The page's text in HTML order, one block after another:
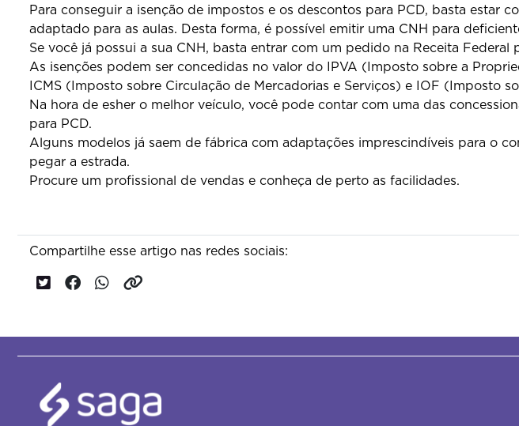
Para conseguir a isenção de impostos e os descontos para PCD, basta estar
adaptado para as aulas. Desta forma, é possível emitir uma CNH para
Se você já possui a sua CNH, basta entrar com um pedido na Receita
As isenções podem ser concedidas no valor do IPVA (Imposto sobre a
ICMS (Imposto sobre Circulação de Mercadorias e Serviços) e IOF (Imposto
Na hora de esher o melhor veículo, você pode contar com uma das
para PCD.
Alguns modelos já saem de fábrica com adaptações imprescindíveis para o
pegar a estrada.
Procure um profissional de vendas e conheça de perto as facilidades.
Compartilhe esse artigo nas redes sociais: